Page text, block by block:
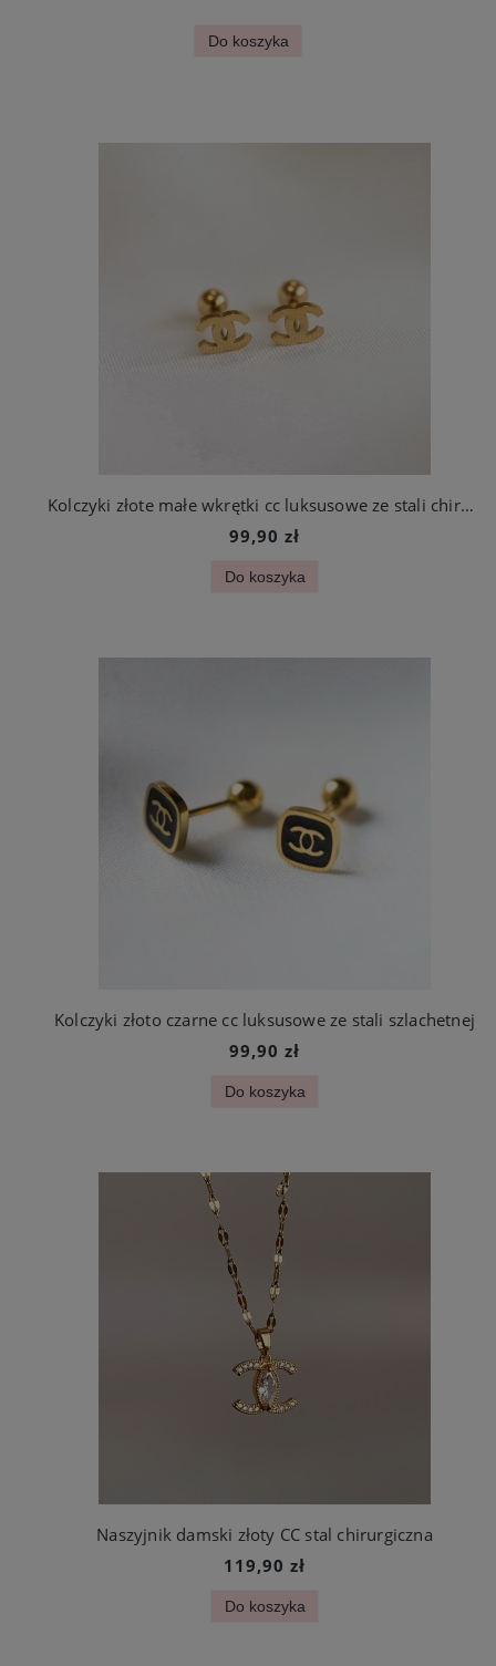
Do koszyka
Kolczyki złote małe wkrętki cc luksusowe ze stali chirurgicznej
99,90 zł
Do koszyka
Kolczyki złoto czarne cc luksusowe ze stali szlachetnej
99,90 zł
Do koszyka
Naszyjnik damski złoty CC stal chirurgiczna
119,90 zł
Do koszyka